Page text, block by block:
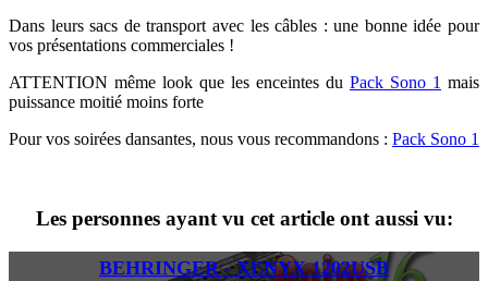
Dans leurs sacs de transport avec les câbles : une bonne idée pour
vos présentations commerciales !
ATTENTION même look que les enceintes du Pack Sono 1 mais
puissance moitié moins forte
Pour vos soirées dansantes, nous vous recommandons : Pack Sono 1
Les personnes ayant vu cet article ont aussi vu:
BEHRINGER - XENYX 1202USB